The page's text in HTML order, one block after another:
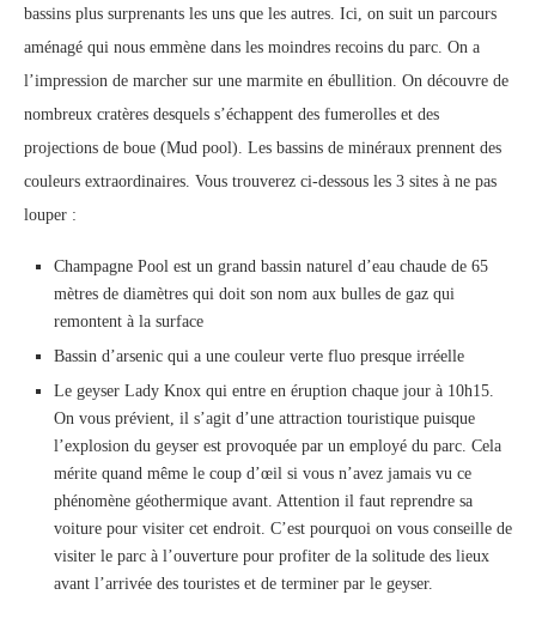
bassins plus surprenants les uns que les autres. Ici, on suit un parcours
aménagé qui nous emmène dans les moindres recoins du parc. On a
l’impression de marcher sur une marmite en ébullition. On découvre de
nombreux cratères desquels s’échappent des fumerolles et des
projections de boue (Mud pool). Les bassins de minéraux prennent des
couleurs extraordinaires. Vous trouverez ci-dessous les 3 sites à ne pas
louper :
Champagne Pool est un grand bassin naturel d’eau chaude de 65
mètres de diamètres qui doit son nom aux bulles de gaz qui
remontent à la surface
Bassin d’arsenic qui a une couleur verte fluo presque irréelle
Le geyser Lady Knox qui entre en éruption chaque jour à 10h15.
On vous prévient, il s’agit d’une attraction touristique puisque
l’explosion du geyser est provoquée par un employé du parc. Cela
mérite quand même le coup d’œil si vous n’avez jamais vu ce
phénomène géothermique avant. Attention il faut reprendre sa
voiture pour visiter cet endroit. C’est pourquoi on vous conseille de
visiter le parc à l’ouverture pour profiter de la solitude des lieux
avant l’arrivée des touristes et de terminer par le geyser.